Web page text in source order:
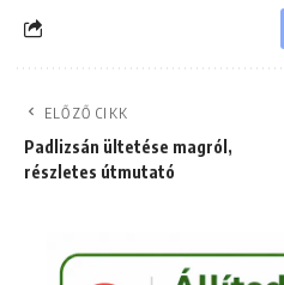
ELŐZŐ CIKK
Padlizsán ültetése magról,
részletes útmutató